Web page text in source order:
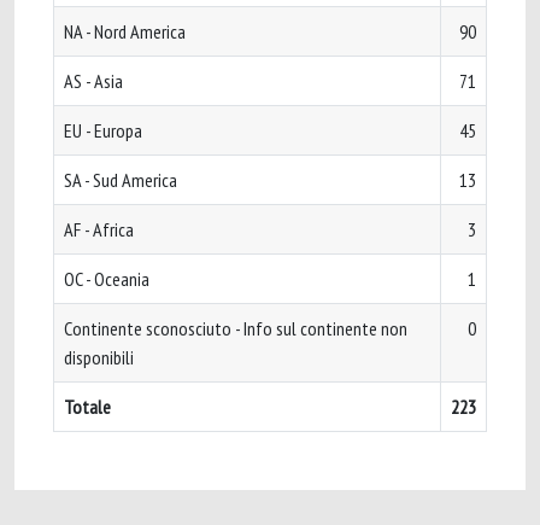
NA - Nord America 90
AS - Asia 71
EU - Europa 45
SA - Sud America 13
AF - Africa 3
OC - Oceania 1
Continente sconosciuto - Info sul continente non
disponibili
0
Totale 223